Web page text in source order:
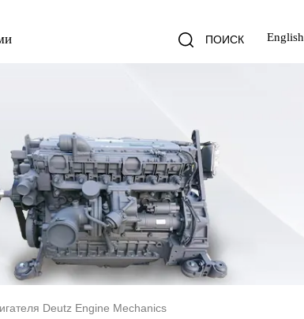
ПОИСК English
Deutz Engine Mechanics